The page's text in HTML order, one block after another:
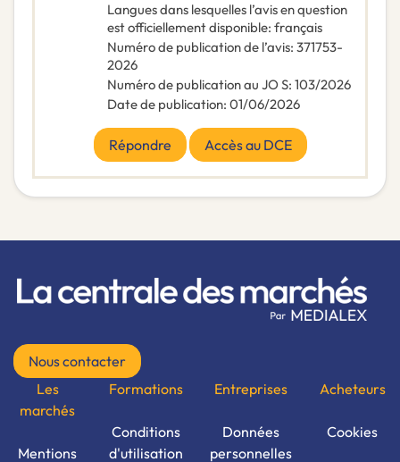
Langues dans lesquelles l’avis en question
est officiellement disponible: français
Numéro de publication de l’avis: 371753-
2026
Numéro de publication au JO S: 103/2026
Date de publication: 01/06/2026
Répondre Accès au DCE
Nous contacter
Les
marchés
Mentions
Formations
Conditions
d'utilisation
Entreprises
Données
personnelles
Acheteurs
Cookies